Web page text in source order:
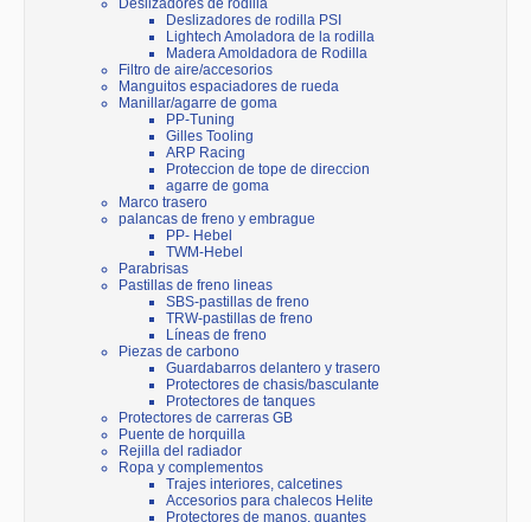
Deslizadores de rodilla
Deslizadores de rodilla PSI
Lightech Amoladora de la rodilla
Madera Amoldadora de Rodilla
Filtro de aire/accesorios
Manguitos espaciadores de rueda
Manillar/agarre de goma
PP-Tuning
Gilles Tooling
ARP Racing
Proteccion de tope de direccion
agarre de goma
Marco trasero
palancas de freno y embrague
PP- Hebel
TWM-Hebel
Parabrisas
Pastillas de freno lineas
SBS-pastillas de freno
TRW-pastillas de freno
Líneas de freno
Piezas de carbono
Guardabarros delantero y trasero
Protectores de chasis/basculante
Protectores de tanques
Protectores de carreras GB
Puente de horquilla
Rejilla del radiador
Ropa y complementos
Trajes interiores, calcetines
Accesorios para chalecos Helite
Protectores de manos, guantes